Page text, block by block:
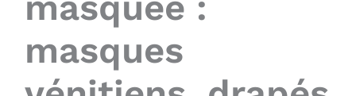
masques